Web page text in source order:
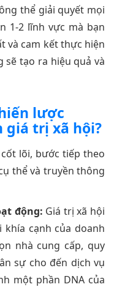
thể giải quyết mọi
1-2 lĩnh vực mà bạn
và cam kết thực hiện
sẽ tạo ra hiệu quả và
lược
trị xã hội?
lõi, bước tiếp theo
thể và truyền thông
động: Giá trị xã hội
cạnh của doanh
nhà cung cấp, quy
sự cho đến dịch vụ
một phần DNA của